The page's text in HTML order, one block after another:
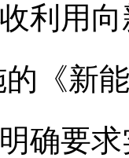
利用
《新
确要求